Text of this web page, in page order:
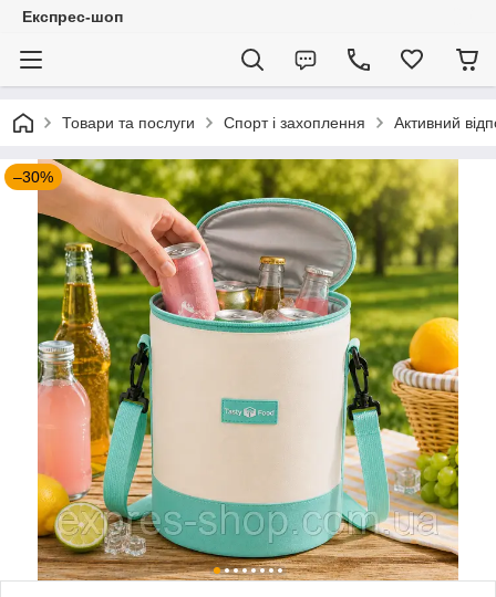
Експрес-шоп
Товари та послуги Спорт і захоплення Активний
–30%